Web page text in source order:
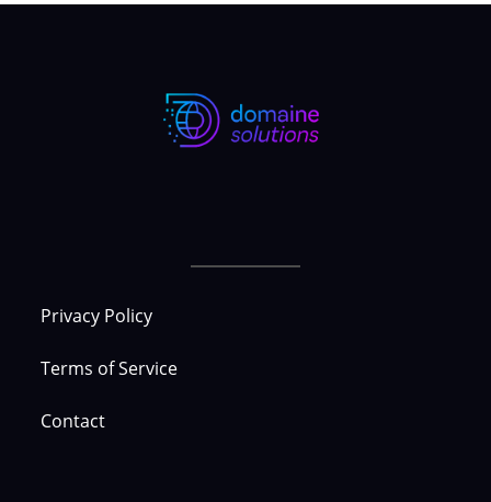
Privacy Policy
Terms of Service
Contact